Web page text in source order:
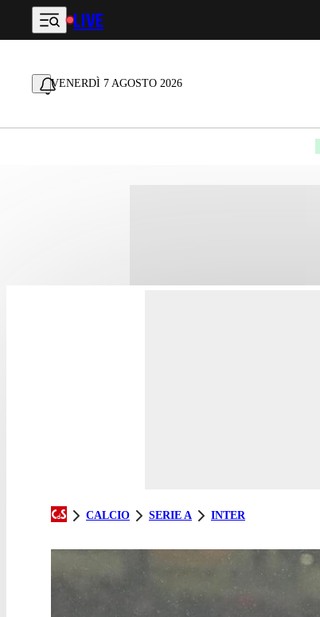
Vai al contenuto principale
LIVE
VENERDÌ 7 AGOSTO 2026
CALCIO SERIE A INTER